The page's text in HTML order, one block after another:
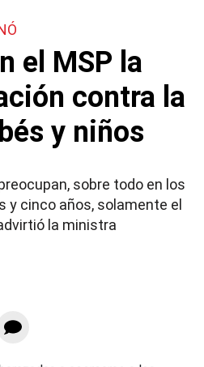
el MSP la
contra la
y niños
sobre todo en los
y cinco años, solamente el
la ministra